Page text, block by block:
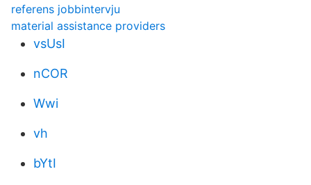
referens jobbintervju
material assistance providers
vsUsI
nCOR
Wwi
vh
bYtI